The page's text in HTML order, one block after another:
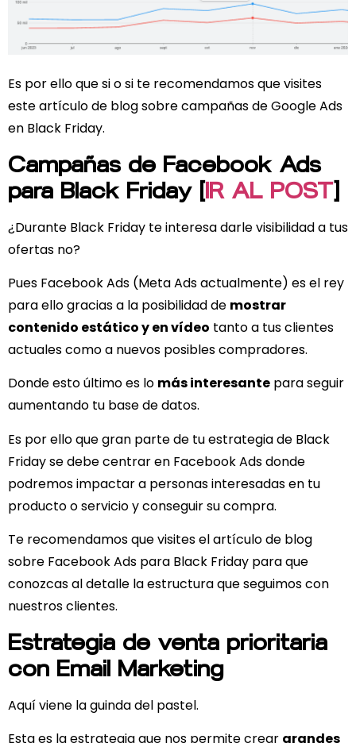
Es por ello que si o si te recomendamos que visites
este artículo de blog sobre campañas de Google Ads
en Black Friday.
Campañas de Facebook Ads
para Black Friday [IR AL POST]
¿Durante Black Friday te interesa darle visibilidad a tus
ofertas no?
Pues Facebook Ads (Meta Ads actualmente) es el rey
para ello gracias a la posibilidad de mostrar
contenido estático y en vídeo tanto a tus clientes
actuales como a nuevos posibles compradores.
Donde esto último es lo más interesante para seguir
aumentando tu base de datos.
Es por ello que gran parte de tu estrategia de Black
Friday se debe centrar en Facebook Ads donde
podremos impactar a personas interesadas en tu
producto o servicio y conseguir su compra.
Te recomendamos que visites el artículo de blog
sobre Facebook Ads para Black Friday para que
conozcas al detalle la estructura que seguimos con
nuestros clientes.
Estrategia de venta prioritaria
con Email Marketing
Aquí viene la guinda del pastel.
Esta es la estrategia que nos permite crear grandes